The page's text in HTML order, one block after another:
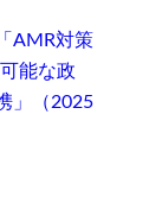
AMR対策
能な政
」（2025